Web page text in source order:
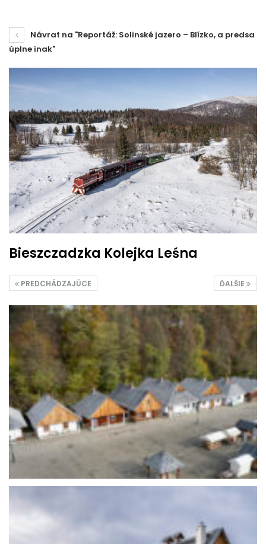
Návrat na "Reportáž: Solinské jazero – Blízko, a predsa
úplne inak"
Bieszczadzka Kolejka Leśna
ĎALŠIE
PREDCHÁDZAJÚCE